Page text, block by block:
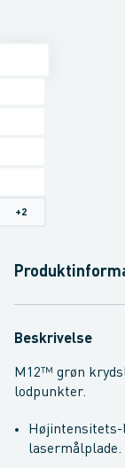
+2
Beskrivelse
M12™ grøn
lodpunkter.
Højintensitets-
lasermålplade.